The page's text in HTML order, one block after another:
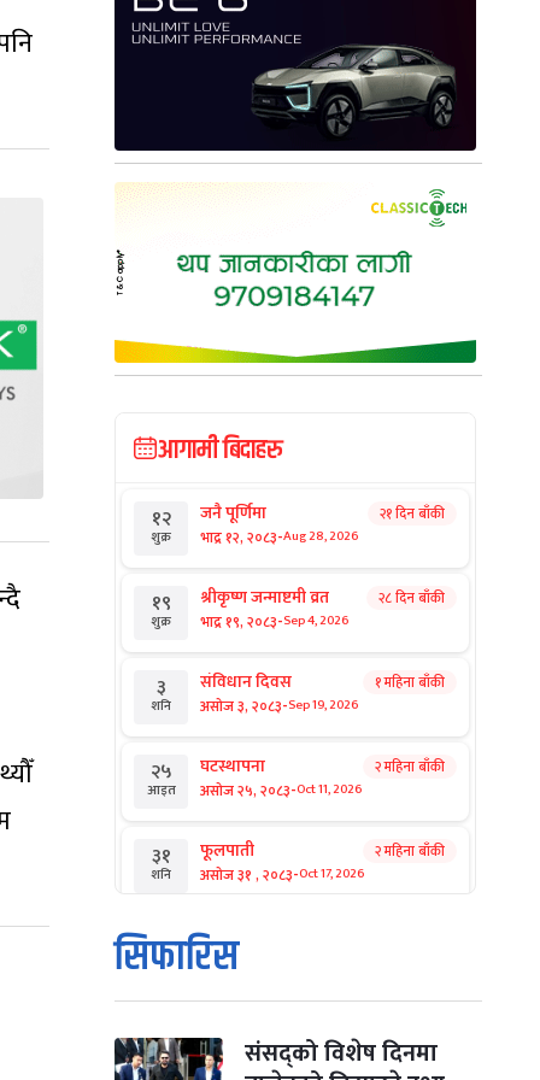
आगामी बिदाहरु
१२
शुक्र
जनै पूर्णिमा
भाद्र १२, २०८३-Aug 28, 2026
२१ दिन बाँकी
१९
शुक्र
श्रीकृष्ण जन्माष्टमी व्रत
भाद्र १९, २०८३-Sep 4, 2026
२८ दिन बाँकी
३
शनि
संविधान दिवस
असोज ३, २०८३-Sep 19, 2026
१ महिना बाँकी
२५
आइत
घटस्थापना
असोज २५, २०८३-Oct 11, 2026
२ महिना बाँकी
३१
शनि
फूलपाती
असोज ३१ , २०८३-Oct 17, 2026
२ महिना बाँकी
१
आइत
कार्तिक सङ्क्रान्ति
कार्तिक १, २०८३
मंगल कार्तिक ३, २०८३-Oct 20, 2026
सिफारिस
संसद्को विशेष दिनमा